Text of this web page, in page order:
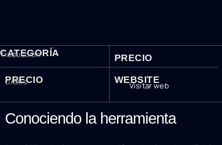
CATEGORÍA
Traducción PRECIO
PRECIO
Gratis WEBSITE
Visitar web
Conociendo la herramienta